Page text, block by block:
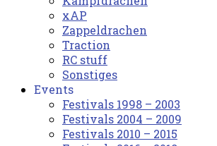
xAP
Zappeldrachen
Traction
RC stuff
Sonstiges
Events
Festivals 1998 – 2003
Festivals 2004 – 2009
Festivals 2010 – 2015